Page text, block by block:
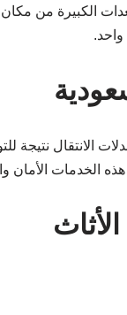
الكبيرة من
الانتقال
الخدمات الأمان